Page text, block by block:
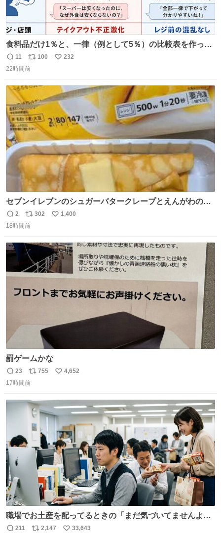
食料品だけ1％と、一律（例として5％）の比較表を作って
みました。 参考になるかと思います。
返
信
11
リ
ポ
数
100
い
数
232
22時間前
セブンイレブンのシュガーバタークレープとえんがわの寿
司を探している人へ！ シュガーバタークレープは目黒、品
川、蒲田、渋谷、川崎、横浜、鶴見、九州の一部エリア限
ころ少ないですが見つけたら即買いです🤩❣️
返
信
2
リ
ポ
ト
数
302
い
数
1,400
18時間前
罰ゲームかな
返
信
23
リ
ポ
ト
数
755
い
数
4,652
17時間前
職場でお土産を配ってるときの「まだ気づいてませんよ」
的な演技が毎回シンドい。
返
211
リ
2,147
い
33,643